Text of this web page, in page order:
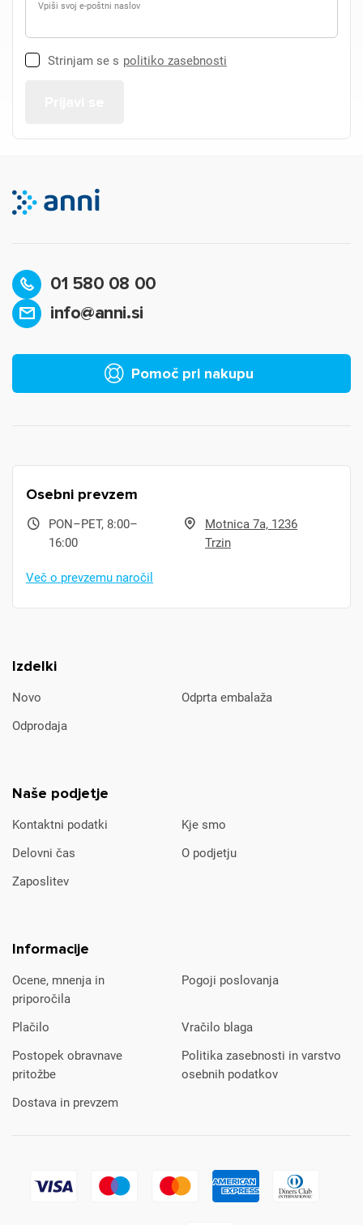
Vpiši svoj e-poštni naslov
Strinjam se s politiko zasebnosti
01 580 08 00
info@anni.si
Pomoč pri nakupu
Izdelki
Novo
Odprta embalaža
Odprodaja
Naše podjetje
Kontaktni podatki
Kje smo
Delovni čas
O podjetju
Zaposlitev
Informacije
Ocene, mnenja in
priporočila
Pogoji poslovanja
Plačilo
Vračilo blaga
Postopek obravnave
pritožbe
Politika zasebnosti in varstvo
osebnih podatkov
Dostava in prevzem
Osebni prevzem
PON–PET, 8:00–
16:00
Motnica 7a, 1236
Trzin
Več o prevzemu naročil
Prijava
Za dodajanje na seznam želja morate biti prijavljeni.